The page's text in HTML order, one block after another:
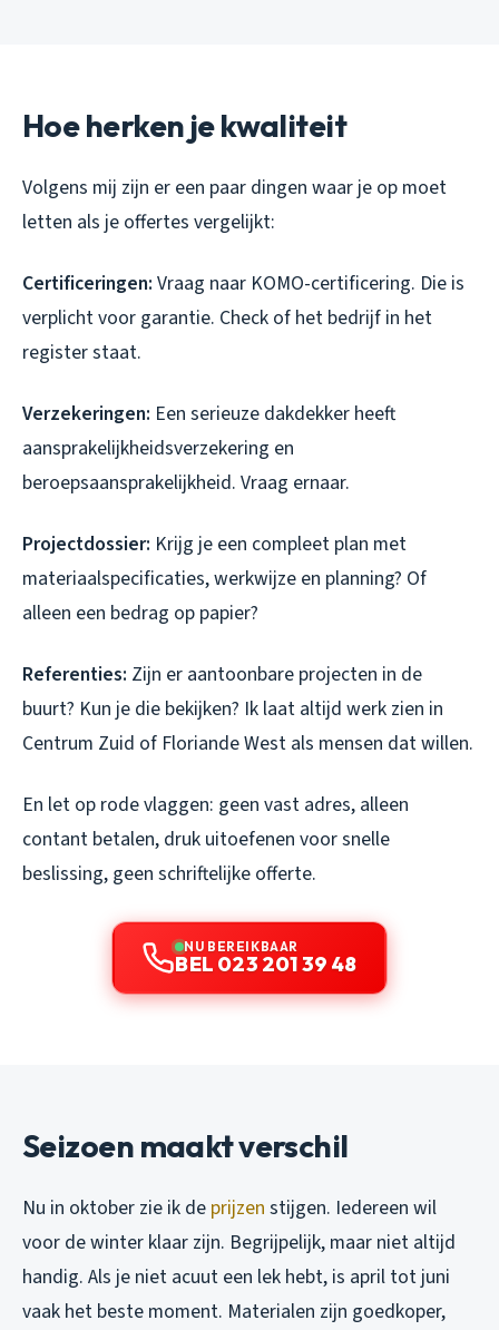
Hoe herken je kwaliteit
Volgens mij zijn er een paar dingen waar je op moet
letten als je offertes vergelijkt:
Certificeringen: Vraag naar KOMO-certificering. Die is
verplicht voor garantie. Check of het bedrijf in het
register staat.
Verzekeringen: Een serieuze dakdekker heeft
aansprakelijkheidsverzekering en
beroepsaansprakelijkheid. Vraag ernaar.
Projectdossier: Krijg je een compleet plan met
materiaalspecificaties, werkwijze en planning? Of
alleen een bedrag op papier?
Referenties: Zijn er aantoonbare projecten in de
buurt? Kun je die bekijken? Ik laat altijd werk zien in
Centrum Zuid of Floriande West als mensen dat willen.
En let op rode vlaggen: geen vast adres, alleen
contant betalen, druk uitoefenen voor snelle
beslissing, geen schriftelijke offerte.
NU BEREIKBAAR
BEL 023 201 39 48
Seizoen maakt verschil
Nu in oktober zie ik de prijzen stijgen. Iedereen wil
voor de winter klaar zijn. Begrijpelijk, maar niet altijd
handig. Als je niet acuut een lek hebt, is april tot juni
vaak het beste moment. Materialen zijn goedkoper,